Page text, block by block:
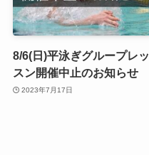
8/6(日)平泳ぎグループレッ
スン開催中止のお知らせ
2023年7月17日